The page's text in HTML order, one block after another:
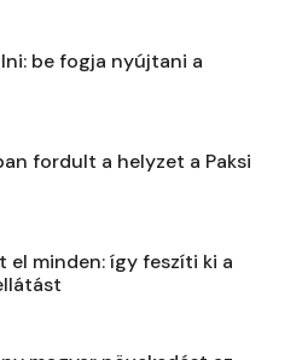
be fogja nyújtani a
fordult a helyzet a Paksi
el minden: így feszíti ki a